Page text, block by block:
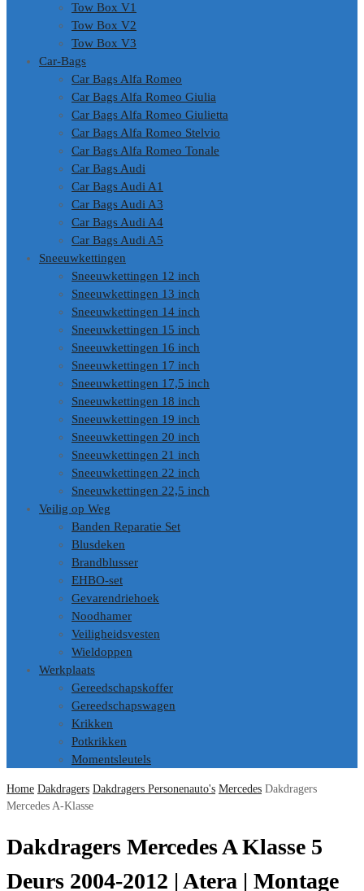
Tow Box V1
Tow Box V2
Tow Box V3
Car-Bags
Car Bags Alfa Romeo
Car Bags Alfa Romeo Giulia
Car Bags Alfa Romeo Giulietta
Car Bags Alfa Romeo Stelvio
Car Bags Alfa Romeo Tonale
Car Bags Audi
Car Bags Audi A1
Car Bags Audi A3
Car Bags Audi A4
Car Bags Audi A5
Sneeuwkettingen
Sneeuwkettingen 12 inch
Sneeuwkettingen 13 inch
Sneeuwkettingen 14 inch
Sneeuwkettingen 15 inch
Sneeuwkettingen 16 inch
Sneeuwkettingen 17 inch
Sneeuwkettingen 17,5 inch
Sneeuwkettingen 18 inch
Sneeuwkettingen 19 inch
Sneeuwkettingen 20 inch
Sneeuwkettingen 21 inch
Sneeuwkettingen 22 inch
Sneeuwkettingen 22,5 inch
Veilig op Weg
Banden Reparatie Set
Blusdeken
Brandblusser
EHBO-set
Gevarendriehoek
Noodhamer
Veiligheidsvesten
Wieldoppen
Werkplaats
Gereedschapskoffer
Gereedschapswagen
Krikken
Potkrikken
Momentsleutels
Home Dakdragers Dakdragers Personenauto's Mercedes Dakdragers
Mercedes A-Klasse
Dakdragers Mercedes A Klasse 5
Deurs 2004-2012 | Atera | Montage